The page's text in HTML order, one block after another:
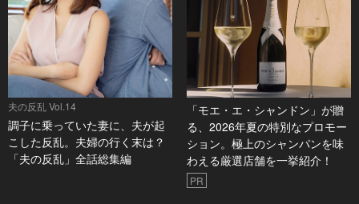
夫の反乱 Vol.14
調子に乗っていた妻に、夫が起
こした反乱。夫婦の行く末は？
「夫の反乱」全話総集編
「モエ・エ・シャンドン」が贈
る、2026年夏の特別なプロモー
ション。極上のシャンパンを味
わえる厳選店舗を一挙紹介！
PR